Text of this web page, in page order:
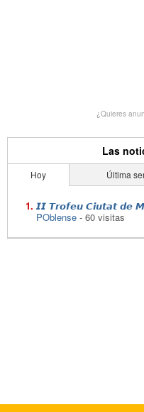
¿Quieres
Las
Hoy Última
𝙄𝙄 𝙏𝙧𝙤𝙛𝙚𝙪 𝘾𝙞𝙪𝙩𝙖𝙩 𝙙𝙚
POblense - 60 visitas